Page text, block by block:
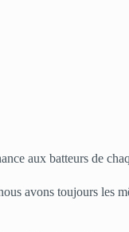
aux batteurs de
avons toujours les